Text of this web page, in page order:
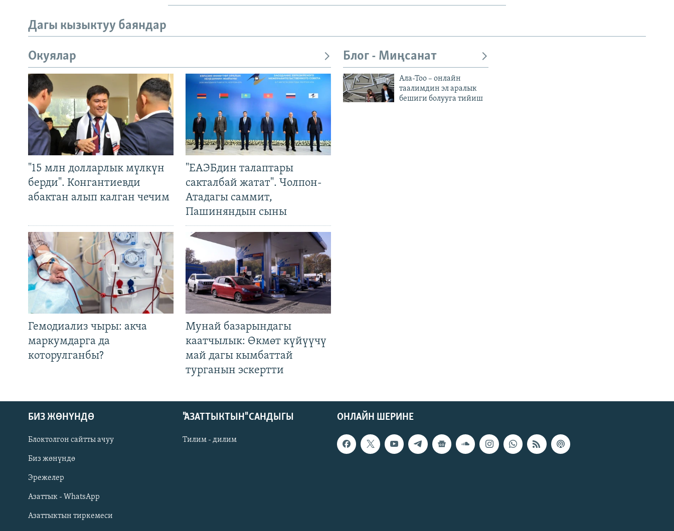
Русский
ОНЛАЙН ШЕРИНЕ
Дагы кызыктуу баяндар
Окуялар
"15 млн долларлык мүлкүн
берди". Конгантиевди
абактан алып калган чечим
"ЕАЭБдин талаптары
сакталбай жатат". Чолпон-
Атадагы саммит,
Пашиняндын сыны
Гемодиализ чыры: акча
маркумдарга да
которулганбы?
Мунай базарындагы
каатчылык: Өкмөт күйүүчү
май дагы кымбаттай
турганын эскертти
Блог - Миңсанат
Ала-Тоо – онлайн
таалимдин эл аралык
бешиги болууга тийиш
ОНЛАЙН ШЕРИНЕ
БИЗ ЖӨНҮНДӨ
Блоктолгон сайтты ачуу
Биз жөнүндө
Эрежелер
Азаттык - WhatsApp
Азаттыктын тиркемеси
"АЗАТТЫКТЫН" САНДЫГЫ
Тилим - дилим